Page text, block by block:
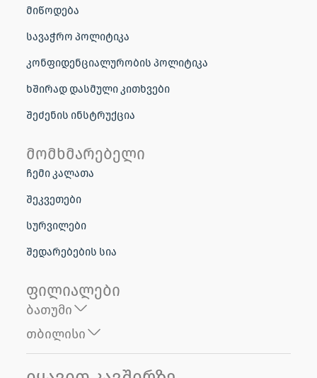
მიწოდება
სავაჭრო პოლიტიკა
კონფიდენციალურობის პოლიტიკა
ხშირად დასმული კითხვები
შეძენის ინსტრუქცია
მომხმარებელი
ჩემი კალათა
შეკვეთები
სურვილები
შედარებების სია
ფილიალები
ბათუმი
თბილისი